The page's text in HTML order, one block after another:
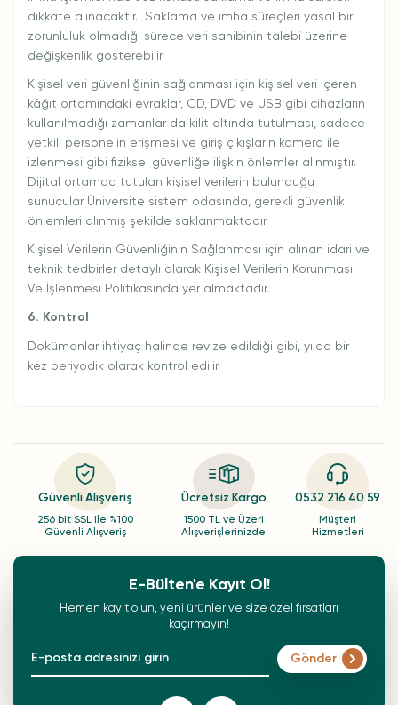
dikkate alınacaktır. Saklama ve imha süreçleri yasal bir
zorunluluk olmadığı sürece veri sahibinin talebi üzerine
değişkenlik gösterebilir.
Kişisel veri güvenliğinin sağlanması için kişisel veri içeren
kâğıt ortamındaki evraklar, CD, DVD ve USB gibi cihazların
kullanılmadığı zamanlar da kilit altında tutulması, sadece
yetkili personelin erişmesi ve giriş çıkışların kamera ile
izlenmesi gibi fiziksel güvenliğe ilişkin önlemler alınmıştır.
Dijital ortamda tutulan kişisel verilerin bulunduğu
sunucular Üniversite sistem odasında, gerekli güvenlik
önlemleri alınmış şekilde saklanmaktadır.
Kişisel Verilerin Güvenliğinin Sağlanması için alınan idari ve
teknik tedbirler detaylı olarak Kişisel Verilerin Korunması
Ve İşlenmesi Politikasında yer almaktadır.
6. Kontrol
Dokümanlar ihtiyaç halinde revize edildiği gibi, yılda bir
kez periyodik olarak kontrol edilir.
Güvenli Alışveriş
256 bit SSL ile %100
Güvenli Alışveriş
Ücretsiz Kargo
1500 TL ve Üzeri
Alışverişlerinizde
0532 216 40 59
Müşteri
Hizmetleri
E-Bülten'e Kayıt Ol!
Hemen kayıt olun, yeni ürünler ve size özel fırsatları
kaçırmayın!
Gönder